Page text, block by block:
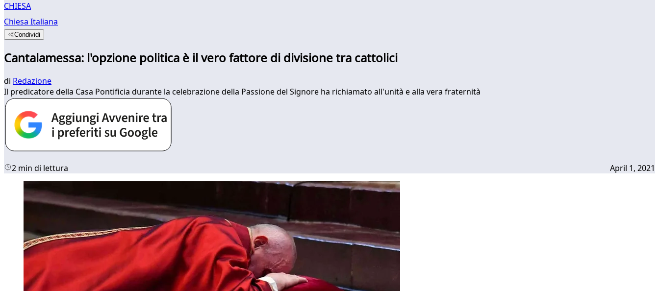
CHIESA
Chiesa Italiana
Condividi
Cantalamessa: l'opzione politica è il vero fattore di divisione tra cattolici
di Redazione
Il predicatore della Casa Pontificia durante la celebrazione della Passione del Signore ha richiamato all'unità e alla vera fraternità
2 min di lettura April 1, 2021